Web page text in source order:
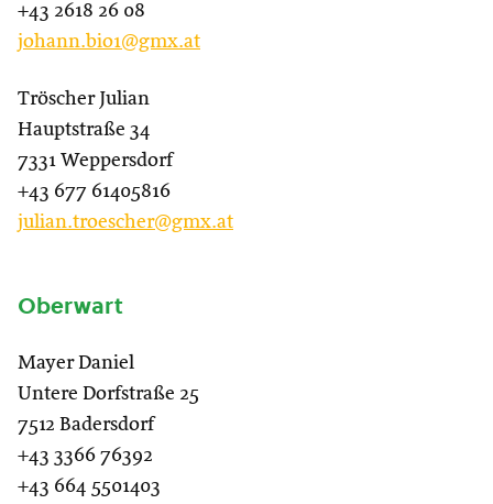
+43 2618 26 08
johann.bio1@gmx.at
Tröscher Julian
Hauptstraße 34
7331 Weppersdorf
+43 677 61405816
julian.troescher@gmx.at
Oberwart
Mayer Daniel
Untere Dorfstraße 25
7512 Badersdorf
+43 3366 76392
+43 664 5501403